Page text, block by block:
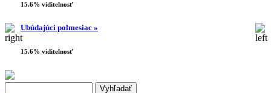
15.6% viditelnosť
Ubúdajúci polmesiac »
15.6% viditelnosť